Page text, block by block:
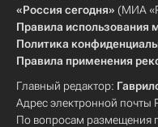
«Россия сегодня» (МИА
Правила использования
Политика
Правила применения
Главный редактор:
Адрес электронной почты
По вопросам размещения